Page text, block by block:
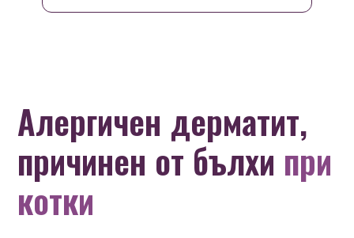
Алергичен дерматит,
причинен от бълхи при
котки